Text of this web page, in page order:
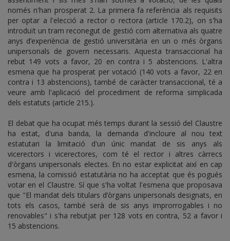
només n'han prosperat 2. La primera fa referència als requisits
per optar a l'elecció a rector o rectora (article 170.2), on s'ha
introduït un tram reconegut de gestió com alternativa als quatre
anys d’experiència de gestió universitària en un o més òrgans
unipersonals de govern necessaris. Aquesta transaccional ha
rebut 149 vots a favor, 20 en contra i 5 abstencions. L'altra
esmena que ha prosperat per votació (140 vots a favor, 22 en
contra i 13 abstencions), també de caràcter transaccional, té a
veure amb l'aplicació del procediment de reforma simplicada
dels estatuts (article 215.).
El debat que ha ocupat més temps durant la sessió del Claustre
ha estat, d'una banda, la demanda d'incloure al nou text
estatutari la limitació d'un únic mandat de sis anys als
vicerectors i vicerectores, com té el rector i altres càrrecs
d'òrgans unipersonals electes. En no estar explicitat així en cap
esmena, la comissió estatutària no ha acceptat que és pogués
votar en el Claustre. Sí que s'ha voltat l'esmena que proposava
que "El mandat dels titulars d’òrgans unipersonals designats, en
tots els casos, també serà de sis anys improrrogables i no
renovables" i s'ha rebutjat per 128 vots en contra, 52 a favor i
15 abstencions.